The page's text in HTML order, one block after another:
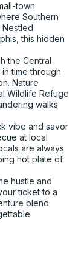
town
Southern
Nestled
this hidden
the Central
time through
Nature
Wildlife Refuge
walks
vibe and savor
at local
are always
hot plate of
hustle and
ticket to a
blend